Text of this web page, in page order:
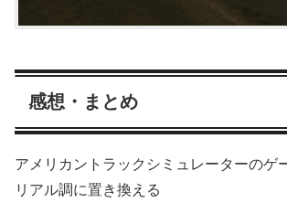
感想・まとめ
アメリカントラックシミュレーターのゲ
リアル調に置き換える